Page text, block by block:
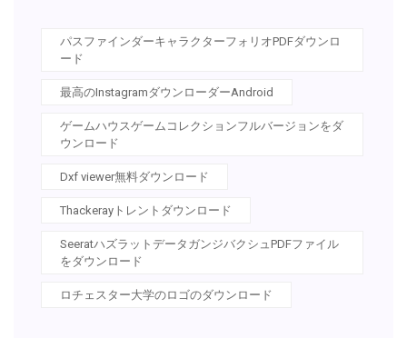
パスファインダーキャラクターフォリオPDFダウンロ
ード
最高のInstagramダウンローダーAndroid
ゲームハウスゲームコレクションフルバージョンをダ
ウンロード
Dxf viewer無料ダウンロード
Thackerayトレントダウンロード
SeeratハズラットデータガンジバクシュPDFファイル
をダウンロード
ロチェスター大学のロゴのダウンロード